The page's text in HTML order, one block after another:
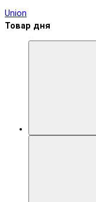
Union
Товар дня